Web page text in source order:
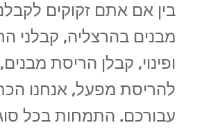
בין אם אתם זקוקים
מבנים בהרצליה, קבלני
ופינוי, קבלן הריסת
להריסת מפעל, אנחנו
עבורכם. התמחות בכל